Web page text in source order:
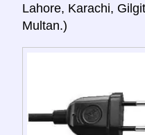
Lahore, Karachi,
Multan.)